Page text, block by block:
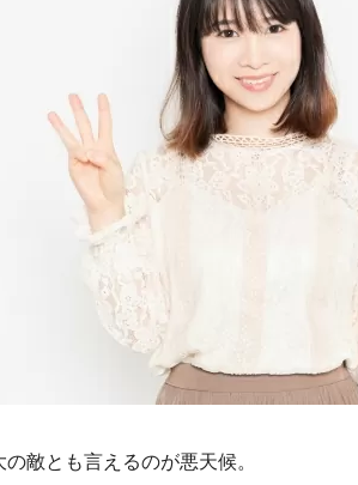
敵とも言えるのが悪天候。